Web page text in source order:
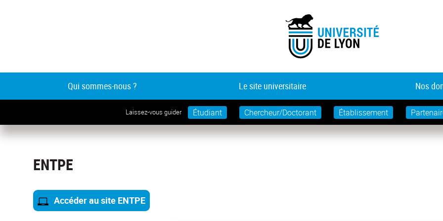
Qui sommes-nous ? Le site universitaire Nos
Laissez-vous guider Étudiant Chercheur/Doctorant Établissement
ENTPE
Accéder au site ENTPE